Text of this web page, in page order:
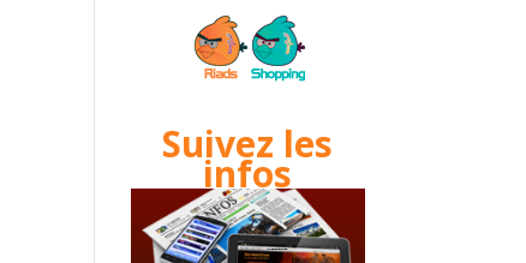
Suivez les
infos